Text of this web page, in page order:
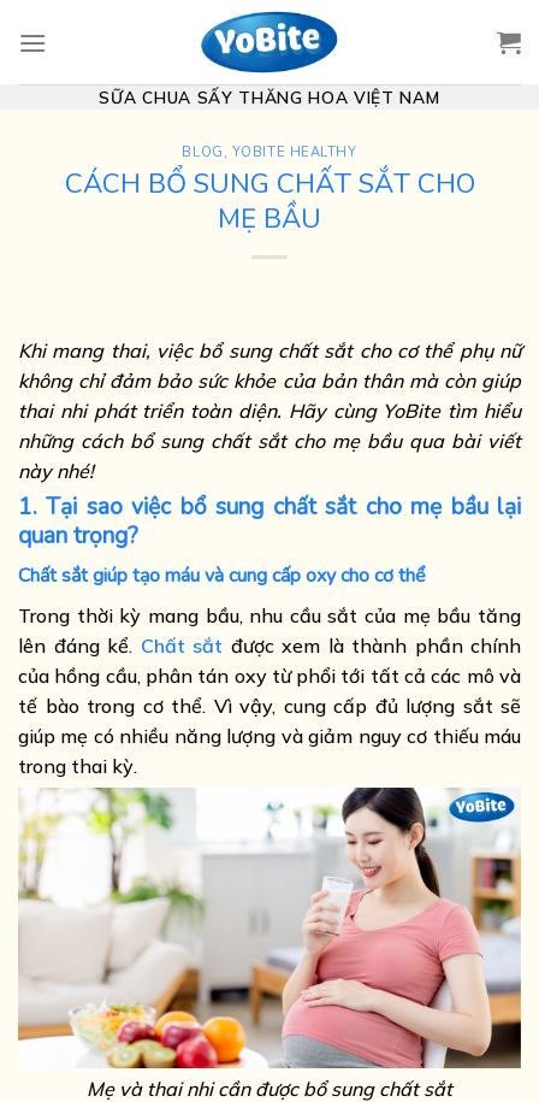
SỮA CHUA SẤY THĂNG HOA VIỆT NAM
BLOG , YOBITE HEALTHY
CÁCH BỔ SUNG CHẤT SẮT CHO
MẸ BẦU
Khi mang thai, việc bổ sung chất sắt cho cơ thể phụ nữ
không chỉ đảm bảo sức khỏe của bản thân mà còn giúp
thai nhi phát triển toàn diện. Hãy cùng YoBite tìm hiểu
những cách bổ sung chất sắt cho mẹ bầu qua bài viết
này nhé!
1. Tại sao việc bổ sung chất sắt cho mẹ bầu lại
quan trọng?
Chất sắt giúp tạo máu và cung cấp oxy cho cơ thể
Trong thời kỳ mang bầu, nhu cầu sắt của mẹ bầu tăng
lên đáng kể. Chất sắt được xem là thành phần chính
của hồng cầu, phân tán oxy từ phổi tới tất cả các mô và
tế bào trong cơ thể. Vì vậy, cung cấp đủ lượng sắt sẽ
giúp mẹ có nhiều năng lượng và giảm nguy cơ thiếu máu
trong thai kỳ.
Mẹ và thai nhi cần được bổ sung chất sắt